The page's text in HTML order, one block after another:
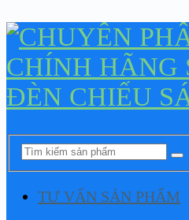
TƯ VẤN SẢN PHẨM